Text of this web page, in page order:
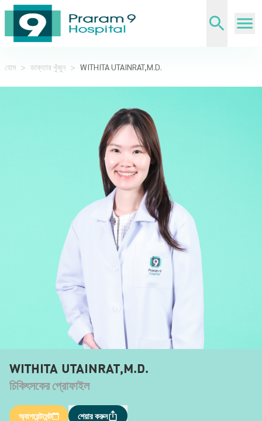
হোম > ডাক্তার খুঁজুন > WITHITA UTAINRAT,M.D.
WITHITA UTAINRAT,M.D.
চিকিৎসকের প্রোফাইল
অ্যাপয়েন্টমেন্ট শেয়ার করুন